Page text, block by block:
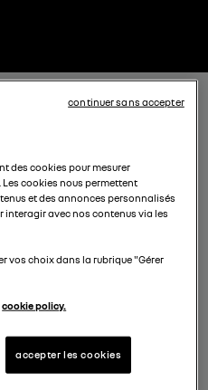
ESSAI POUR
est fait pour vous ?
pour profiter d’un essai
neuf avant de prendre
distributeur
des cookies pour mesurer
cookies nous permettent
et des annonces personnalisés
interagir avec nos contenus via les
vos choix dans la rubrique "Gérer
cookie policy.
accepter les cookies
continuer sans accepter